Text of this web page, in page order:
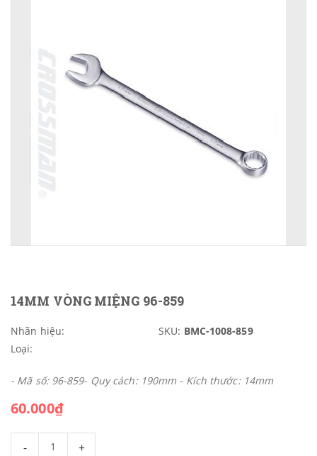
14MM VÒNG MIỆNG 96-859
Nhãn hiệu: SKU: BMC-1008-859
Loại:
- Mã số: 96-859- Quy cách: 190mm - Kích thước: 14mm
60.000₫
- +